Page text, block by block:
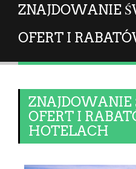
ZNAJDOWANIE
OFERT I
OFERT I
HOTELACH